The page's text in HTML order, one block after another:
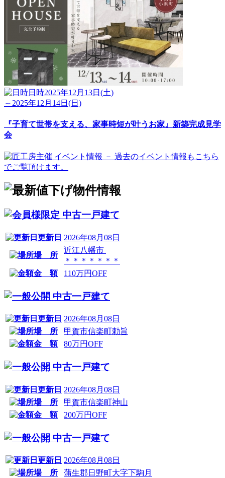
日時2025年12月13日(土)
～2025年12月14日(日)
『子育て世帯を支える、家事時短が叶うお家』新築完成見学
会
中古一戸建て
更新日 2026年08月08日
場 所
近江八幡市
＊＊＊＊＊＊＊
金 額
110万円OFF
中古一戸建て
更新日 2026年08月08日
場 所
甲賀市信楽町勅旨
金 額
80万円OFF
中古一戸建て
更新日 2026年08月08日
場 所
甲賀市信楽町神山
金 額
200万円OFF
中古一戸建て
更新日 2026年08月08日
場 所
蒲生郡日野町大字下駒月